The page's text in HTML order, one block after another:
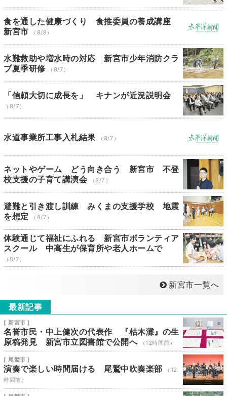
食を通した健康づくり 食推委員の養成講座
新宮市
（8/8）
水難救助や増水時の対応 新宮市少年消防クラ
ブ夏季研修
（8/7）
「信頼大切に成長を」 キナンが近況説明会
（8/7）
水道事業所工事入札結果 （8/7）
ネットやゲーム どう向き合う 新宮市 不登
校支援の子育て講演会
（8/7）
避難と引き渡し訓練 みくまの支援学校 地震
を想定
（8/7）
体験通じて福祉にふれる 新宮市ボランティア
スクール 中高生が保育所や老人ホームで
（8/7）
新宮市一覧へ
最新記事
[ 新宮市 ]
名誉市民・中上健次の代表作 『枯木灘』の生
原稿発見 新宮市立図書館で公開へ
（12時間前）
[ 尾鷲市 ]
演奏で楽しい時間届ける 尾鷲中吹奏楽部
（12
時間前）